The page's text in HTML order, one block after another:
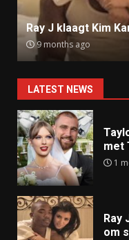
Ray J klaagt Kim
9 months ago
LATEST NEWS
met
1
Ray
om